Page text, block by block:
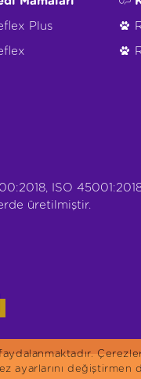
Plus
ISO
üretilmiştir.
ayarlarını değiştirmen